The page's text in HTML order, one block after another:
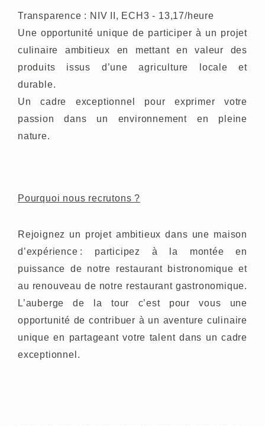
Transparence : NIV II, ECH3 - 13,17/heure
Une opportunité unique de participer à un projet
culinaire ambitieux en mettant en valeur des
produits issus d’une agriculture locale et
durable.
Un cadre exceptionnel pour exprimer votre
passion dans un environnement en pleine
nature.
Pourquoi nous recrutons ?
Rejoignez un projet ambitieux dans une maison
d’expérience : participez à la montée en
puissance de notre restaurant bistronomique et
au renouveau de notre restaurant gastronomique.
L’auberge de la tour c’est pour vous une
opportunité de contribuer à un aventure culinaire
unique en partageant votre talent dans un cadre
exceptionnel.